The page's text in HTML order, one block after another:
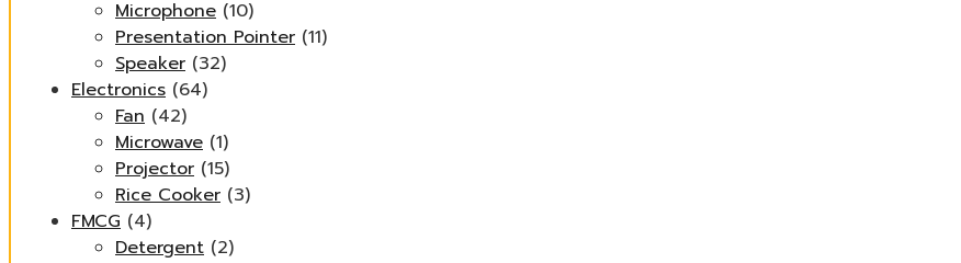
Microphone (10)
Presentation Pointer (11)
Speaker (32)
Electronics (64)
Fan (42)
Microwave (1)
Projector (15)
Rice Cooker (3)
FMCG (4)
Detergent (2)